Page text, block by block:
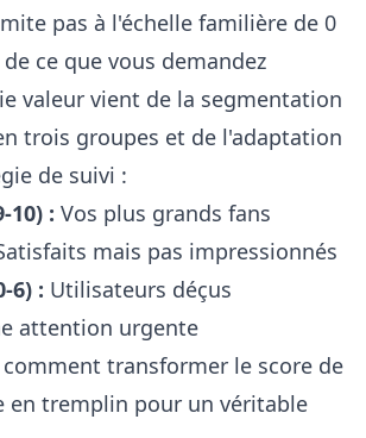
pas à l'échelle familière de 0
ce que vous demandez
valeur vient de la segmentation
trois groupes et de l'adaptation
de suivi :
10) : Vos plus grands fans
mais pas impressionnés
6) : Utilisateurs déçus
attention urgente
transformer le score de
en tremplin pour un véritable